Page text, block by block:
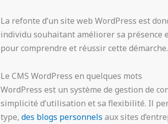
La refonte d’un site web WordPress est
individu souhaitant améliorer sa présence
pour comprendre et réussir cette démarche.
Le CMS WordPress en quelques mots
WordPress est un système de gestion de
simplicité d’utilisation et sa flexibilité. Il
type,des blogs personnels aux sites